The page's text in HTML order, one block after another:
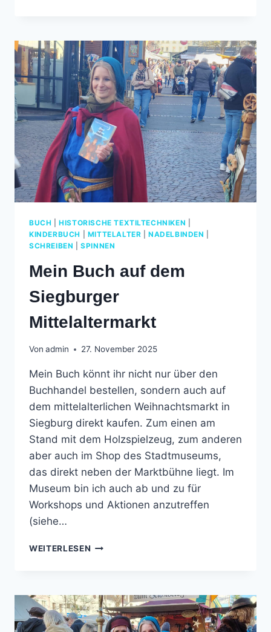
FÜCHSIN
(UND
GRUSELWUSEL!)
BUCH |HISTORISCHE TEXTILTECHNIKEN
KINDERBUCH
MITTELALTER |NADELBINDEN
SCHREIBEN |SPINNEN
Mein Buch auf dem
Siegburger
Mittelaltermarkt
Von admin 27. November 2025
Mein Buch könnt ihr nicht nur über den
Buchhandel bestellen, sondern auch auf
dem mittelalterlichen Weihnachtsmarkt in
Siegburg direkt kaufen. Zum einen am
Stand mit dem Holzspielzeug, zum anderen
aber auch im Shop des Stadtmuseums,
das direkt neben der Marktbühne liegt. Im
Museum bin ich auch ab und zu für
Workshops und Aktionen anzutreffen
(siehe…
WEITERLESEN MEIN
SIEGBURGER
MITTELALTERMARKT